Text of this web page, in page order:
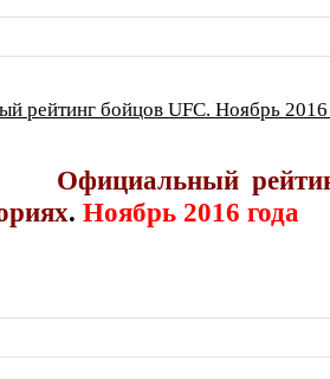
рейтинг бойцов UFC. Ноябрь 2016
Официальный
. Ноябрь 2016 года